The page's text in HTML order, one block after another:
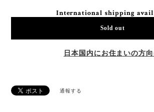
International shipping
Sold out
日本国内にお住まいの方
通報する